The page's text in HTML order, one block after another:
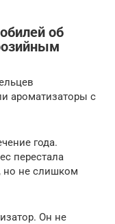
об
ароматизаторы с
года.
перестала
но не слишком
Он не